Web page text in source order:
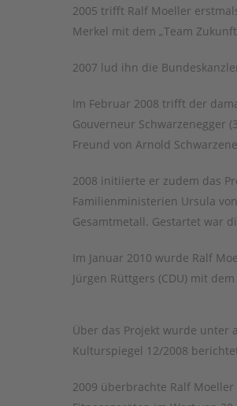
2005 trifft Ralf Moeller
Merkel mit dem „Team
2007 lud ihn die
Im Februar 2008 trifft der
Gouverneur Schwarzenegger
Freund von Arnold
2008 initiierte er zudem das
Familienministerien Ursula
Gesamtmetall. Gestartet war
Im Januar 2010 wurde Ralf
Jürgen Rüttgers (CDU) mit
Über das Projekt wurde unter
Kulturspiegel 12/2008
2009 überbrachte Ralf